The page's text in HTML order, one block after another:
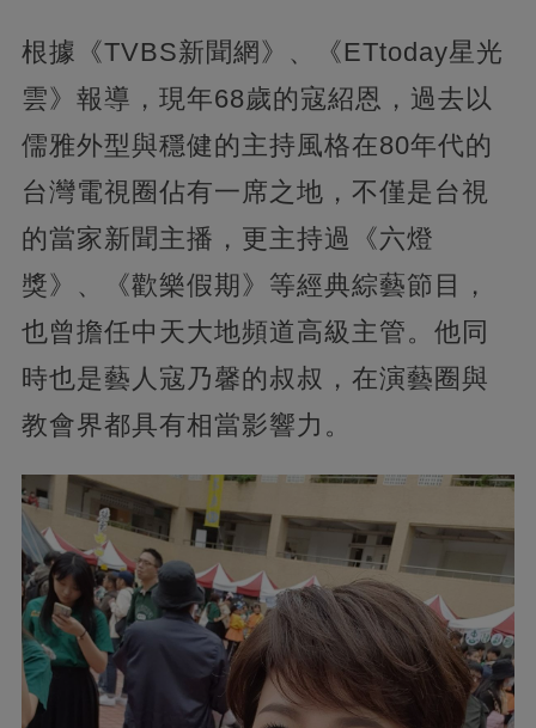
根據《TVBS新聞網》、《ETtoday星光
雲》報導，現年68歲的寇紹恩，過去以
儒雅外型與穩健的主持風格在80年代的
台灣電視圈佔有一席之地，不僅是台視
的當家新聞主播，更主持過《六燈
獎》、《歡樂假期》等經典綜藝節目，
也曾擔任中天大地頻道高級主管。他同
時也是藝人寇乃馨的叔叔，在演藝圈與
教會界都具有相當影響力。